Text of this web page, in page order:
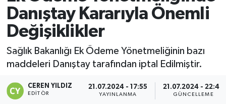
Danıştay Kararıyla Önemli
Değişiklikler
Sağlık Bakanlığı Ek Ödeme Yönetmeliğinin bazı
maddeleri Danıştay tarafından iptal Edilmiştir.
CEREN YILDIZ
EDITÖR
21.07.2024 - 17:55
YAYINLANMA
21.07.2024 - 22:47
GÜNCELLEME
Mevzuat
Sendika
Kpss - Sınav
Son Dakika Haberleri
Haber Arşivi